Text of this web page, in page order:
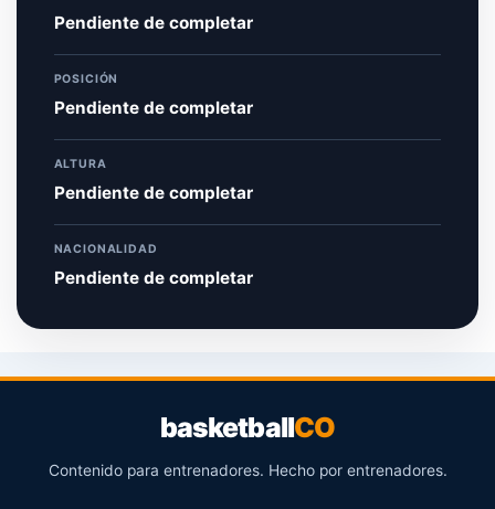
Pendiente de completar
POSICIÓN
Pendiente de completar
ALTURA
Pendiente de completar
NACIONALIDAD
Pendiente de completar
basketballCO
Contenido para entrenadores. Hecho por entrenadores.